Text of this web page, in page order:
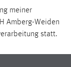
meiner
Amberg-Weiden
statt.
diesem Cookie